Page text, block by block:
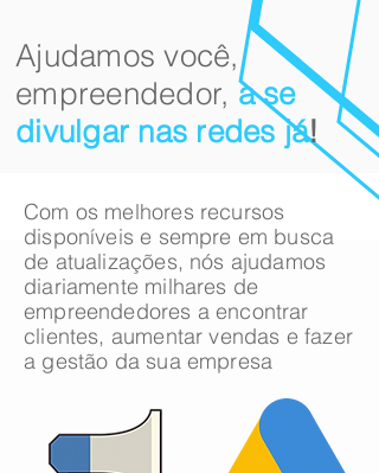
​​Ajudamos você,
empreendedor, a se
divulgar nas redes já!
Com os melhores recursos
disponíveis e sempre em busca
de atualizações, nós ajudamos
diariamente milhares de
empreendedores a encontrar
clientes, aumentar vendas e fazer
a gestão da sua empresa